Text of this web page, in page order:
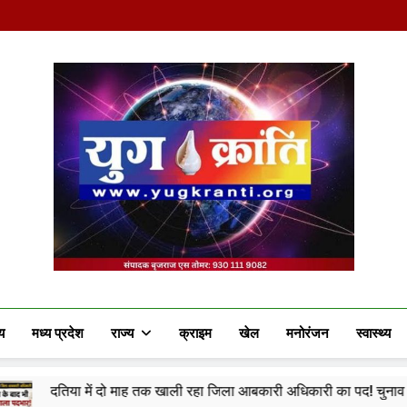
Yug Kranti |
मध्य प्रदेश राज्य क्राइम खेल मनोरंजन स्वास्थ्य
तक खाली रहा जिला आबकारी अधिकारी का पद! चुनाव के दौरान पड़ोसी जिले